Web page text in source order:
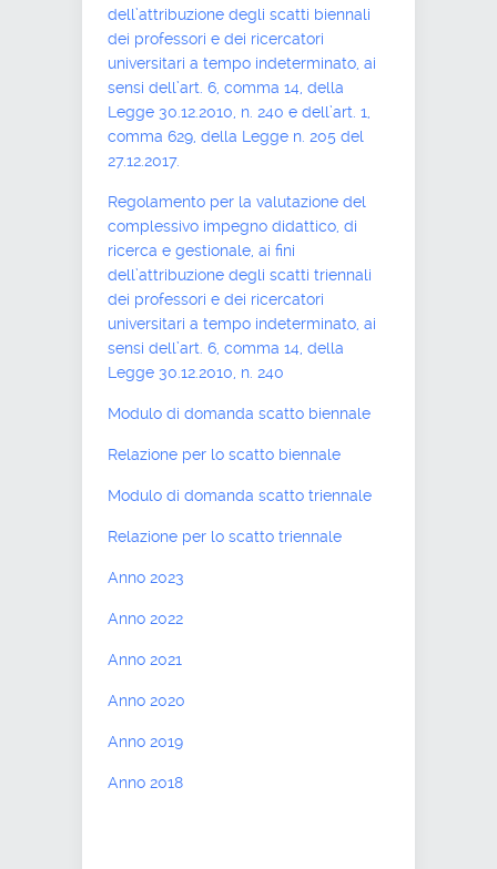
dell’attribuzione degli scatti biennali
dei professori e dei ricercatori
universitari a tempo indeterminato, ai
sensi dell’art. 6, comma 14, della
Legge 30.12.2010, n. 240 e dell’art. 1,
comma 629, della Legge n. 205 del
27.12.2017.
Regolamento per la valutazione del
complessivo impegno didattico, di
ricerca e gestionale, ai fini
dell’attribuzione degli scatti triennali
dei professori e dei ricercatori
universitari a tempo indeterminato, ai
sensi dell’art. 6, comma 14, della
Legge 30.12.2010, n. 240
Modulo di domanda scatto biennale
Relazione per lo scatto biennale
Modulo di domanda scatto triennale
Relazione per lo scatto triennale
Anno 2023
Anno 2022
Anno 2021
Anno 2020
Anno 2019
Anno 2018